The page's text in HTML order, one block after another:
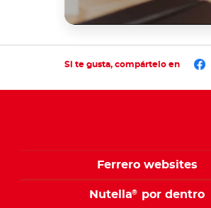
Si te gusta, compártelo en
Ferrero websites
Nutella® por dentro